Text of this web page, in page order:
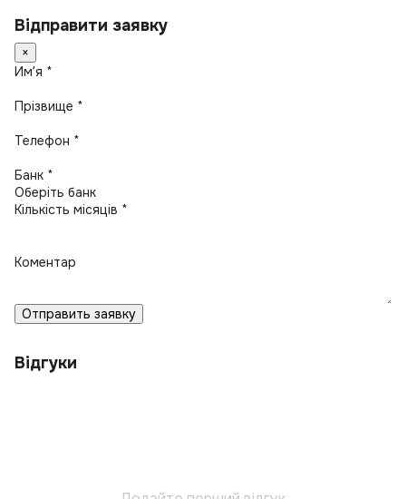
Відправити заявку
×
Имʼя *
Прізвище *
Телефон *
Банк *
Кількість місяців *
Коментар
Отправить заявку
Відгуки